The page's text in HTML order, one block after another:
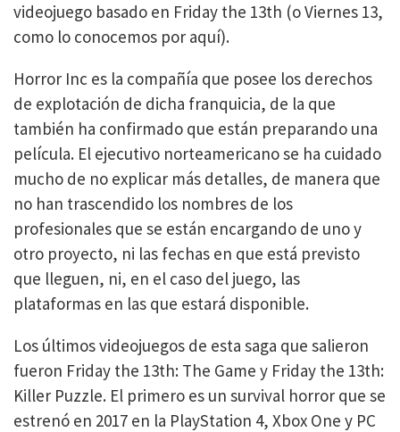
videojuego basado en Friday the 13th (o Viernes 13,
como lo conocemos por aquí).
Horror Inc es la compañía que posee los derechos
de explotación de dicha franquicia, de la que
también ha confirmado que están preparando una
película. El ejecutivo norteamericano se ha cuidado
mucho de no explicar más detalles, de manera que
no han trascendido los nombres de los
profesionales que se están encargando de uno y
otro proyecto, ni las fechas en que está previsto
que lleguen, ni, en el caso del juego, las
plataformas en las que estará disponible.
Los últimos videojuegos de esta saga que salieron
fueron Friday the 13th: The Game y Friday the 13th:
Killer Puzzle. El primero es un survival horror que se
estrenó en 2017 en la PlayStation 4, Xbox One y PC